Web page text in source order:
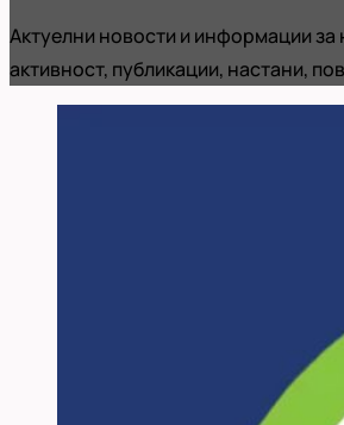
Актуелни новости и информации за
активност, публикации, настани,